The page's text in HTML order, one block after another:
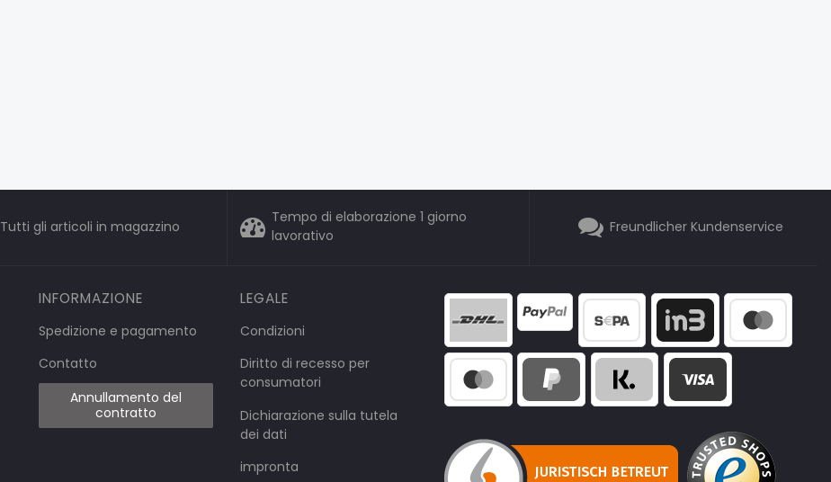
Tutti gli articoli in magazzino
Tempo di elaborazione 1 giorno
lavorativo
Freundlicher Kundenservice
INFORMAZIONE
Spedizione e pagamento
Contatto
Annullamento del
contratto
LEGALE
Condizioni
Diritto di recesso per
consumatori
Dichiarazione sulla tutela
dei dati
impronta